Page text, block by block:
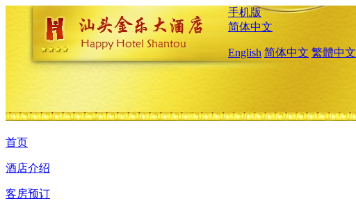
手机版
简体中文
English 简体中文 繁體中文
首页
酒店介绍
客房预订